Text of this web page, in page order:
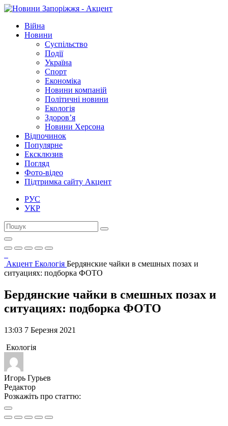
Війна
Новини
Суспільство
Події
Україна
Спорт
Економіка
Новини компаній
Політичні новини
Екологія
Здоров’я
Новини Херсона
Відпочинок
Популярне
Ексклюзив
Погляд
Фото-відео
Підтримка сайту Акцент
РУС
УКР
Акцент Екологія Бердянские чайки в смешных позах и
ситуациях: подборка ФОТО
Бердянские чайки в смешных позах и
ситуациях: подборка ФОТО
13:03 7 Березня 2021
Екологія
Игорь Гурьев
Редактор
Розкажіть про статтю: